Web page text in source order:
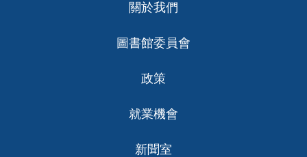
關於我們
圖書館委員會
政策
就業機會
新聞室